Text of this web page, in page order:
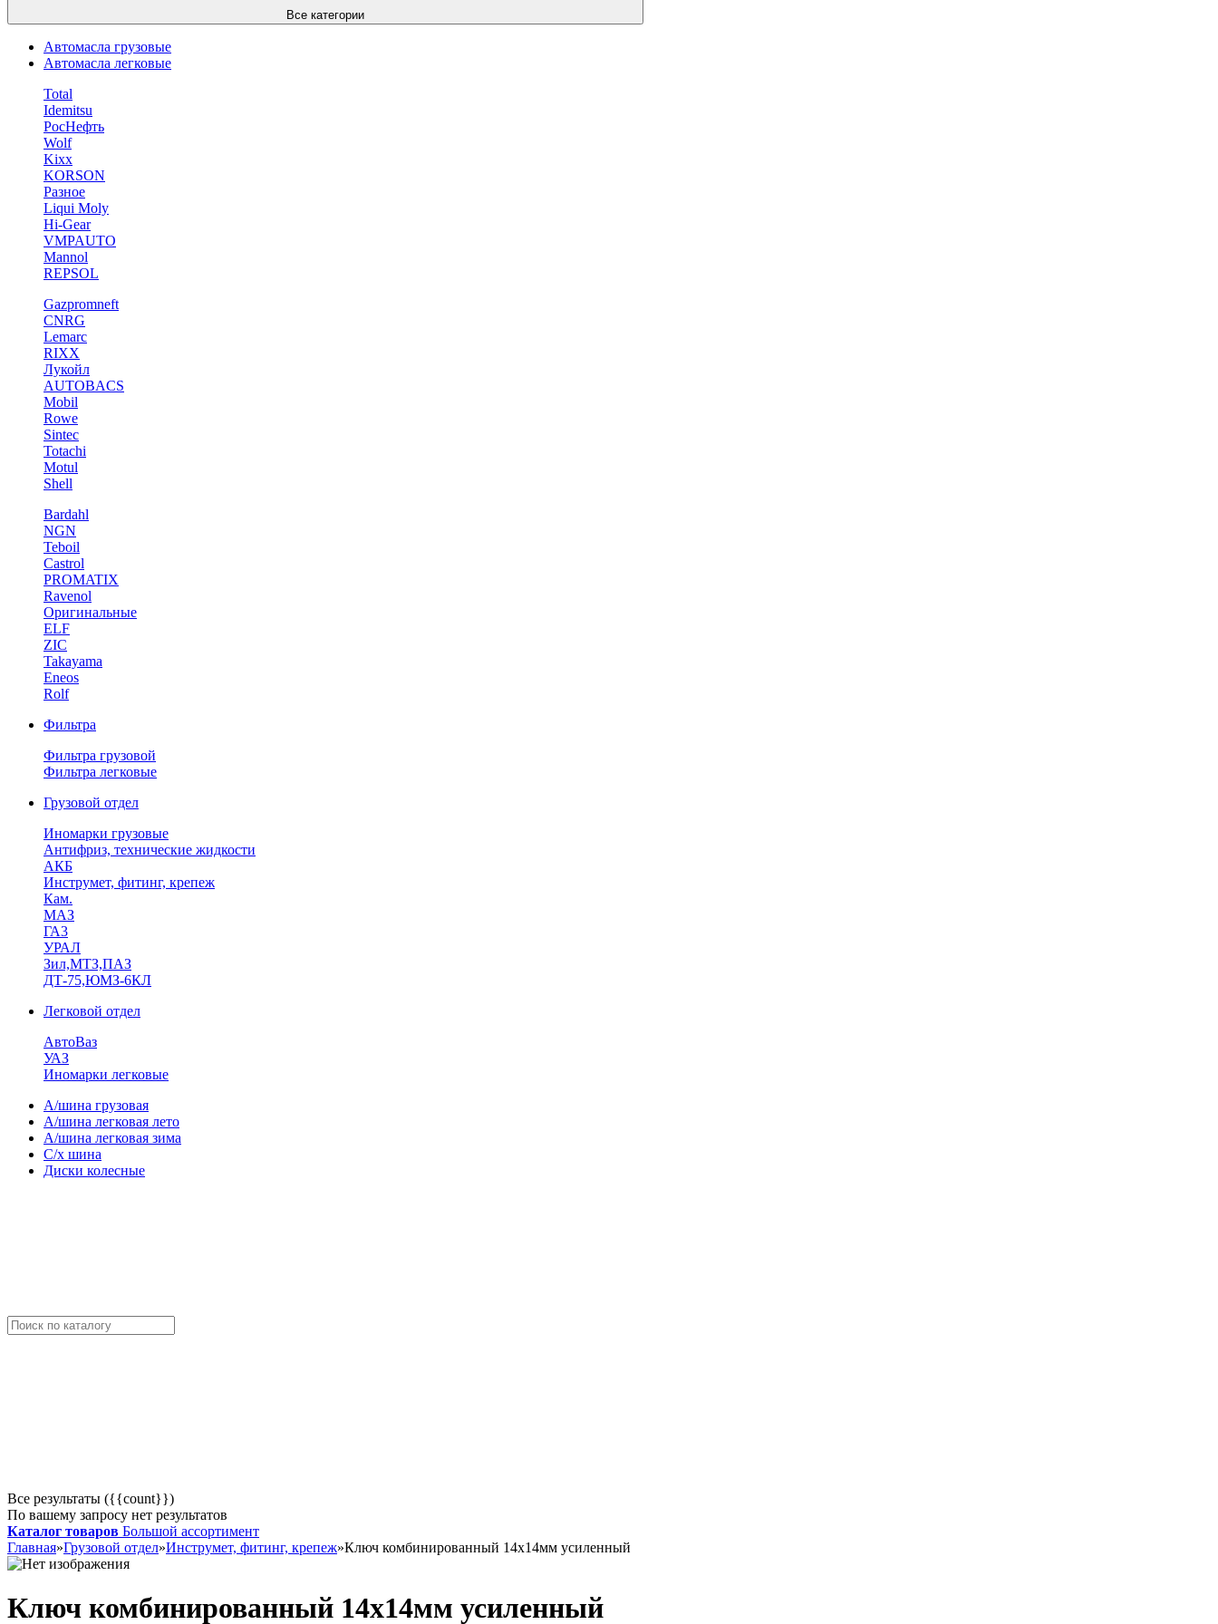
Все категории
Автомасла грузовые
Автомасла легковые
Total
Idemitsu
РосНефть
Wolf
Kixx
KORSON
Разное
Liqui Moly
Hi-Gear
VMPAUTO
Mannol
REPSOL
Gazpromneft
CNRG
Lemarc
RIXX
Лукойл
AUTOBACS
Mobil
Rowe
Sintec
Totachi
Motul
Shell
Bardahl
NGN
Teboil
Castrol
PROMATIX
Ravenol
Оригинальные
ELF
ZIC
Takayama
Eneos
Rolf
Фильтра
Фильтра грузовой
Фильтра легковые
Грузовой отдел
Иномарки грузовые
Антифриз, технические жидкости
АКБ
Инструмет, фитинг, крепеж
Кам.
МАЗ
ГА3
УРАЛ
Зил,МТЗ,ПАЗ
ДТ-75,ЮМЗ-6КЛ
Легковой отдел
АвтоВаз
УАЗ
Иномарки легковые
А/шина грузовая
А/шина легковая лето
А/шина легковая зима
С/х шина
Диски колесные
Все результаты ({{count}})
По вашему запросу нет результатов
Каталог товаров Большой ассортимент
Главная»Грузовой отдел»Инструмет, фитинг, крепеж»Ключ комбинированный 14х14мм усиленный
Ключ комбинированный 14х14мм усиленный